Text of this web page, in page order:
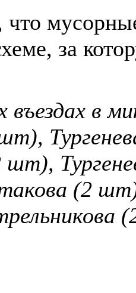
за
въездах в
шт),
(2